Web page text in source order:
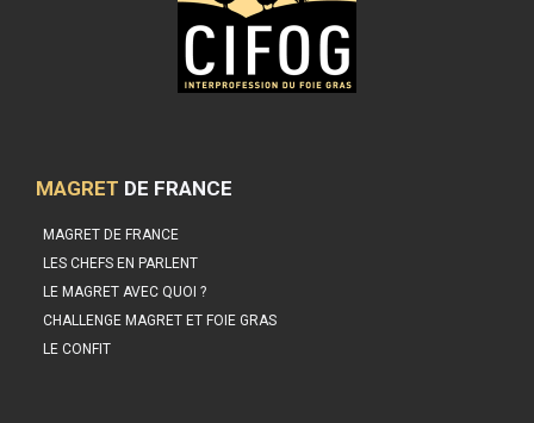
MAGRET DE FRANCE
MAGRET DE FRANCE
LES CHEFS EN PARLENT
LE MAGRET AVEC QUOI ?
CHALLENGE MAGRET ET FOIE GRAS
LE CONFIT